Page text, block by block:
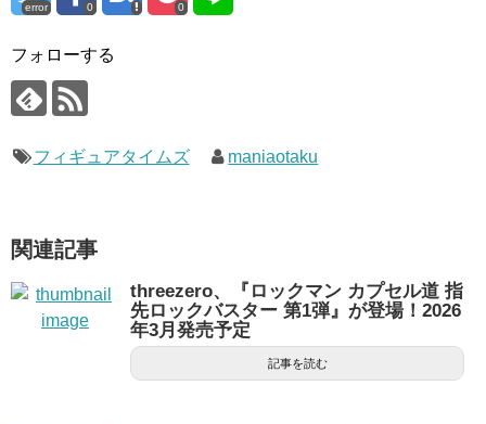
error 0 0
フォローする
フィギュアタイムズ maniaotaku
関連記事
threezero、『ロックマン カプセル道 指
先ロックバスター 第1弾』が登場！2026
年3月発売予定
記事を読む